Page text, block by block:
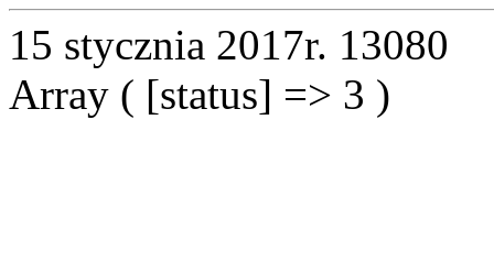
15 stycznia 2017r. 13080
Array ( [status] => 3 )